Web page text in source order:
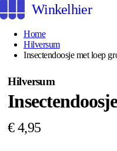
Winkelhier
Home
Hilversum
Insectendoosje met loep
Hilversum
€ 4,95